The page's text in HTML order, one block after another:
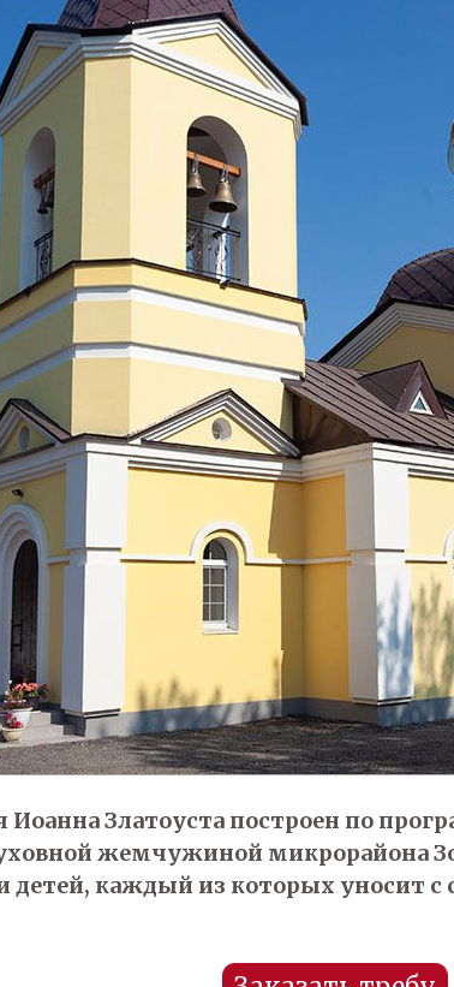
Иоанна Златоуста построен по
жемчужиной микрорайона
детей, каждый из которых уносит